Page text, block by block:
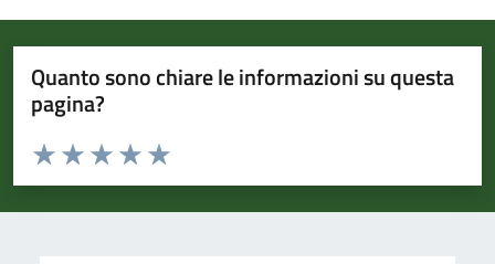
Quanto sono chiare le informazioni su questa
pagina?
Valuta da 1 a 5 stelle la pagina
Valuta 5 stelle su 5
Valuta 4 stelle su 5
Valuta 3 stelle su 5
Valuta 2 stelle su 5
Valuta 1 stelle su 5